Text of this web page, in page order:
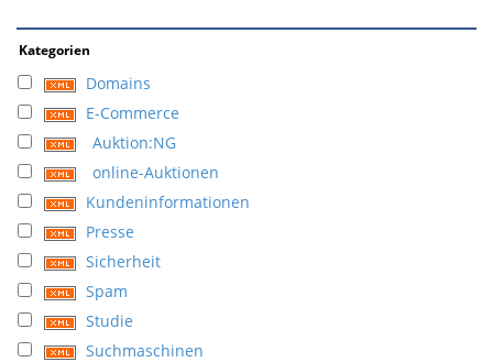
Kategorien
Domains
E-Commerce
Auktion:NG
online-Auktionen
Kundeninformationen
Presse
Sicherheit
Spam
Studie
Suchmaschinen